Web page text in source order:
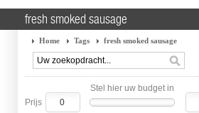
fresh smoked sausage
Home Tags fresh smoked sausage
Stel hier uw budget in
Prijs